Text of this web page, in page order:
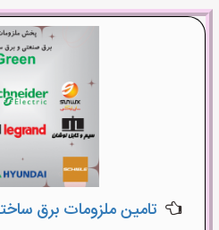
تامین ملزومات برق